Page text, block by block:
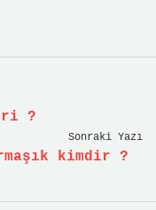
?
Sonraki Yazı
kimdir ?